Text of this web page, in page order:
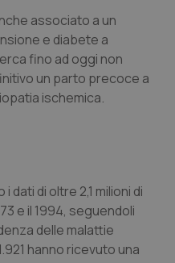
Bolzano
Trento
Ulcerosa
associato a un
e diabete a
fino ad oggi non
un parto precoce a
ischemica.
dati di oltre 2,1 milioni di
e il 1994, seguendoli
delle malattie
hanno ricevuto una